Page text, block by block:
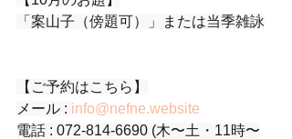
「案山子（傍題可）」または当季雑詠
【ご予約はこちら】
メール : info@nefne.website
電話 : 072-814-6690 (木〜土・11時〜